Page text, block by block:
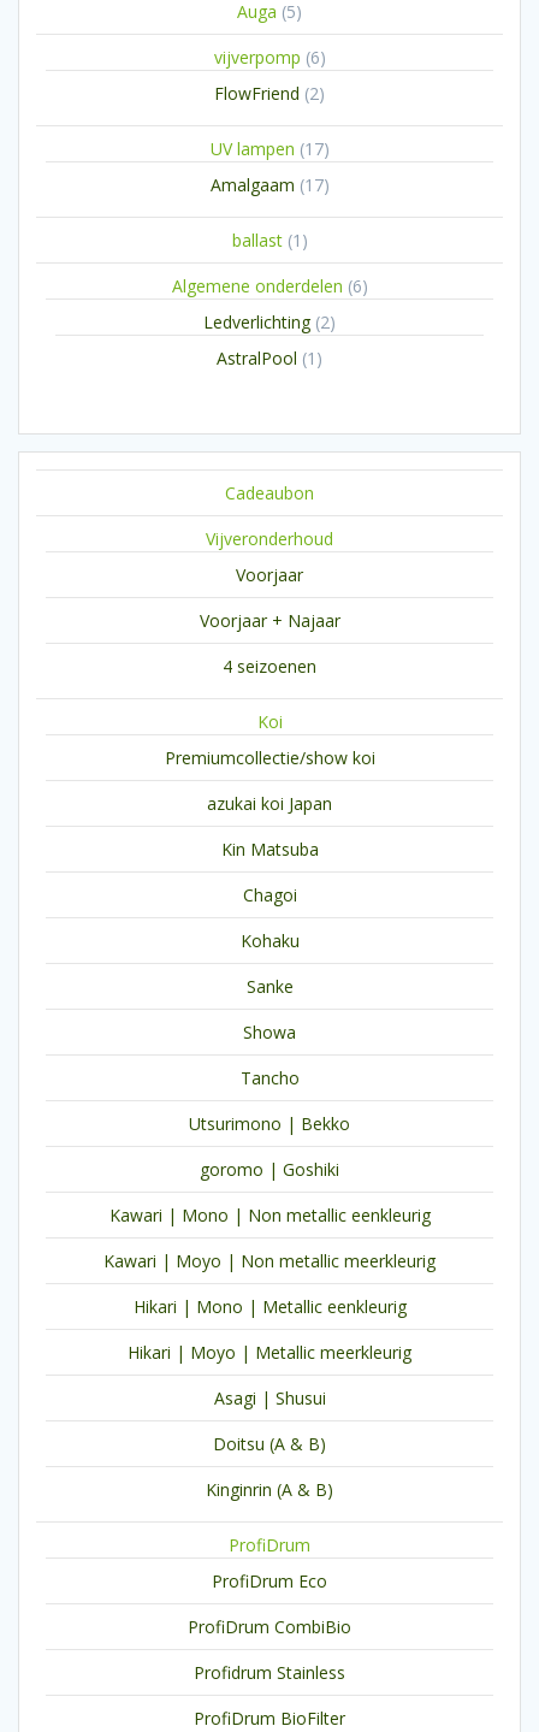
Auga 55
producten
vijverpomp 66
FlowFriend 22
UV lampen 1717
Amalgaam 1717
ballast 1 1
product
Algemene onderdelen 66
Ledverlichting 22
AstralPool 1 1
Cadeaubon
Vijveronderhoud
Voorjaar
Voorjaar + Najaar
4 seizoenen
Koi
Premiumcollectie/show koi
azukai koi Japan
Kin Matsuba
Chagoi
Kohaku
Sanke
Showa
Tancho
Utsurimono | Bekko
goromo | Goshiki
Kawari | Mono | Non metallic eenkleurig
Kawari | Moyo | Non metallic meerkleurig
Hikari | Mono | Metallic eenkleurig
Hikari | Moyo | Metallic meerkleurig
Asagi | Shusui
Doitsu (A & B)
Kinginrin (A & B)
ProfiDrum
ProfiDrum Eco
ProfiDrum CombiBio
Profidrum Stainless
ProfiDrum BioFilter